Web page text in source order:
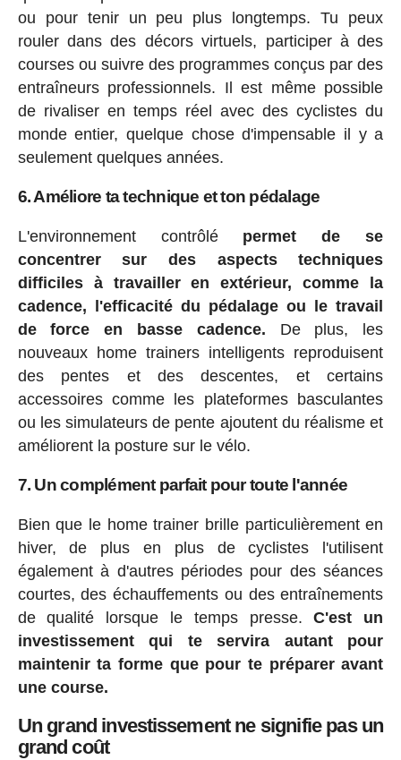
ou pour tenir un peu plus longtemps. Tu peux
rouler dans des décors virtuels, participer à des
courses ou suivre des programmes conçus par des
entraîneurs professionnels. Il est même possible
de rivaliser en temps réel avec des cyclistes du
monde entier, quelque chose d'impensable il y a
seulement quelques années.
6. Améliore ta technique et ton pédalage
L'environnement contrôlé permet de se
concentrer sur des aspects techniques
difficiles à travailler en extérieur, comme la
cadence, l'efficacité du pédalage ou le travail
de force en basse cadence. De plus, les
nouveaux home trainers intelligents reproduisent
des pentes et des descentes, et certains
accessoires comme les plateformes basculantes
ou les simulateurs de pente ajoutent du réalisme et
améliorent la posture sur le vélo.
7. Un complément parfait pour toute l'année
Bien que le home trainer brille particulièrement en
hiver, de plus en plus de cyclistes l'utilisent
également à d'autres périodes pour des séances
courtes, des échauffements ou des entraînements
de qualité lorsque le temps presse.C'est un
investissement qui te servira autant pour
maintenir ta forme que pour te préparer avant
une course.
Un grand investissement ne signifie pas un
grand coût